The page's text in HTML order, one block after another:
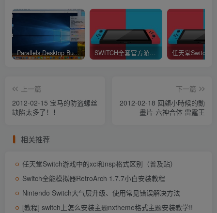
Parallels Desktop Business Edition 16.1.1.49141 中文破解版 (最好用的虚拟机软件) SWITCH全套官方游戏XCI下载 (不提供下载)
上一篇
2012-02-15 宝马的防盗螺丝
缺陷太多了！！
下一篇
2012-02-18 回顧小時候的動
畫片-六神合体 雷霆王
相关推荐
任天堂Switch游戏中的xci和nsp格式区别（普及贴）
Switch全能模拟器RetroArch 1.7.7小白安装教程
Nintendo Switch大气层升级、使用常见错误解决方法
[教程] switch上怎么安装主题nxtheme格式主题安装教学!!